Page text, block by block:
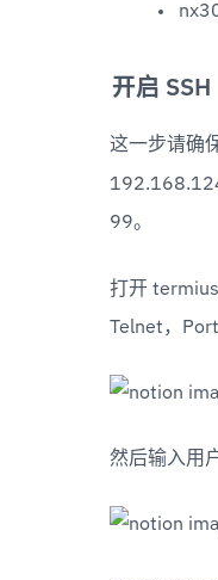
开启 SSH
这一步请确
99。
打开
Telnet，
然后输入用